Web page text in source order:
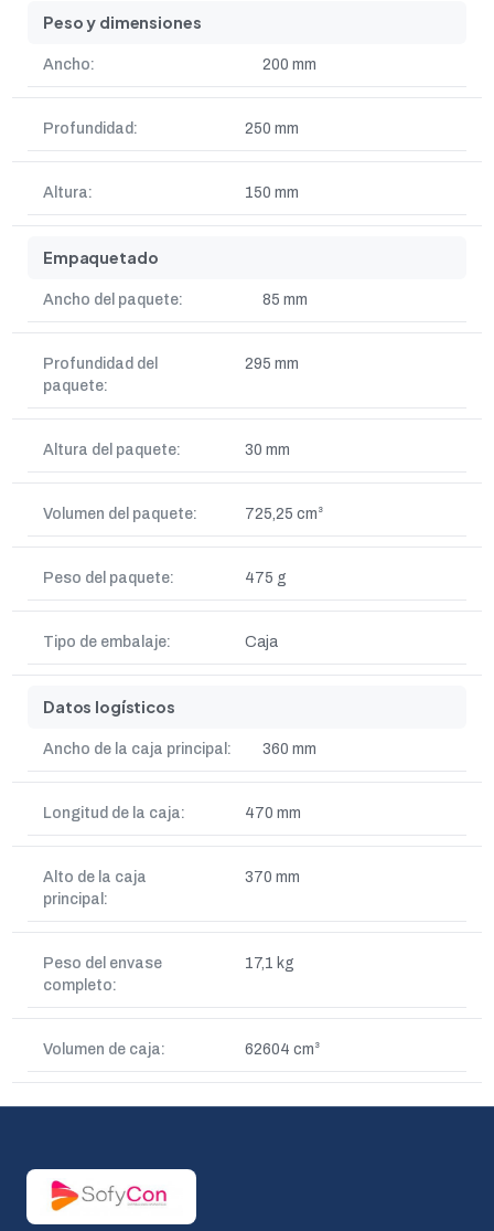
Peso y dimensiones
Ancho: 200 mm
Profundidad: 250 mm
Altura: 150 mm
Empaquetado
Ancho del paquete: 85 mm
Profundidad del
paquete:
295 mm
Altura del paquete: 30 mm
Volumen del paquete: 725,25 cm³
Peso del paquete: 475 g
Tipo de embalaje: Caja
Datos logísticos
Ancho de la caja principal: 360 mm
Longitud de la caja: 470 mm
Alto de la caja
principal:
370 mm
Peso del envase
completo:
17,1 kg
Volumen de caja: 62604 cm³